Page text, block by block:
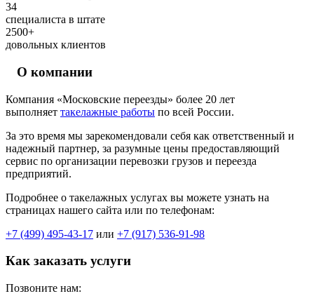
34
специалиста в штате
2500+
довольных клиентов
О компании
Компания «Московские переезды» более 20 лет
выполняет такелажные работы по всей России.
За это время мы зарекомендовали себя как ответственный и
надежный партнер, за разумные цены предоставляющий
сервис по организации перевозки грузов и переезда
предприятий.
Подробнее о такелажных услугах вы можете узнать на
страницах нашего сайта или по телефонам:
+7 (499) 495-43-17 или +7 (917) 536-91-98
Как заказать услуги
Позвоните нам: